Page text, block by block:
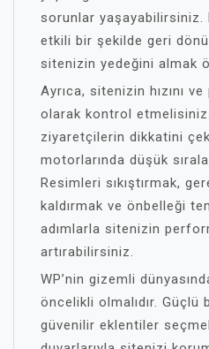
sorunlar yaşayabilirsiniz.
etkili bir şekilde geri
sitenizin yedeğini almak
Ayrıca, sitenizin hızını
olarak kontrol
ziyaretçilerin dikkatini
motorlarında düşük
Resimleri sıkıştırmak,
kaldırmak ve önbelleği
adımlarla sitenizin
artırabilirsiniz.
WP’nin gizemli
öncelikli olmalıdır.
güvenilir eklentiler